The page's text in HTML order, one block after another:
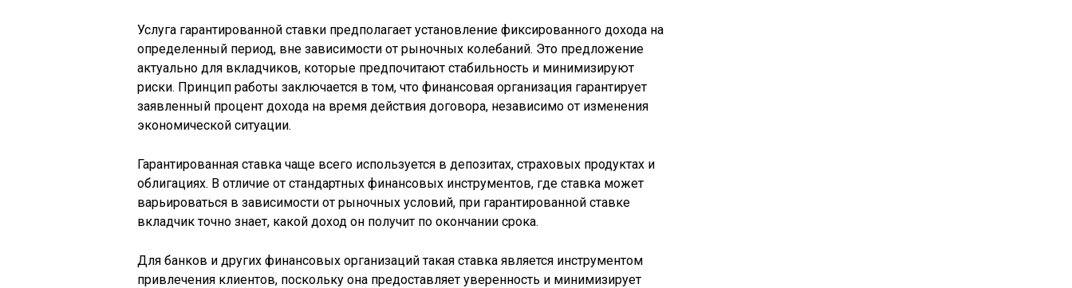
Услуга гарантированной ставки предполагает установление фиксированного дохода на
определенный период, вне зависимости от рыночных колебаний. Это предложение
актуально для вкладчиков, которые предпочитают стабильность и минимизируют
риски. Принцип работы заключается в том, что финансовая организация гарантирует
заявленный процент дохода на время действия договора, независимо от изменения
экономической ситуации.
Гарантированная ставка чаще всего используется в депозитах, страховых продуктах и
облигациях. В отличие от стандартных финансовых инструментов, где ставка может
варьироваться в зависимости от рыночных условий, при гарантированной ставке
вкладчик точно знает, какой доход он получит по окончании срока.
Для банков и других финансовых организаций такая ставка является инструментом
привлечения клиентов, поскольку она предоставляет уверенность и минимизирует